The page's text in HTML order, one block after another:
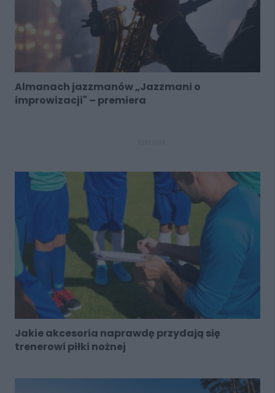
Almanach jazzmanów „Jazzmani o
improwizacji" – premiera
Jakie akcesoria naprawdę przydają się
trenerowi piłki nożnej